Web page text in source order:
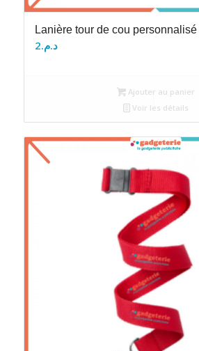
Lanière tour de cou personnalisé
د.م.2
Ajouter au panier
Voir les détails